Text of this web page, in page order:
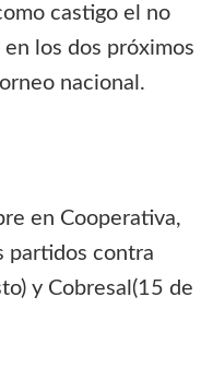
castigo el no
los dos próximos
nacional.
en Cooperativa,
partidos contra
y Cobresal(15 de